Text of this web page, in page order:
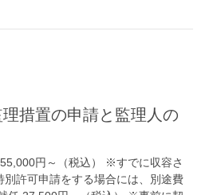
円～（税込） ※すでに収容さ
許可申請をする場合には、別途費